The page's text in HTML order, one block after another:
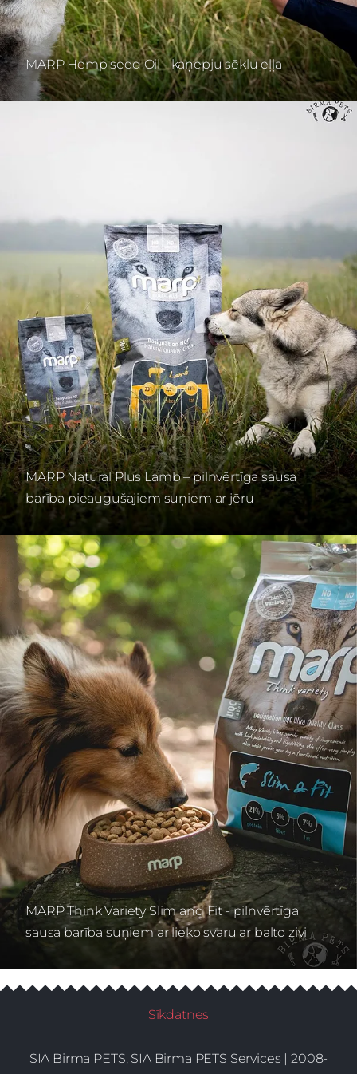
MARP Hemp seed Oil - kaņepju sēklu eļļa
MARP Natural Plus Lamb – pilnvērtīga sausa
barība pieaugušajiem suņiem ar jēru
MARP Think Variety Slim and Fit - pilnvērtīga
sausa barība suņiem ar lieko svaru ar balto zivi
Sīkdatnes
SIA Birma PETS, SIA Birma PETS Services | 2008-